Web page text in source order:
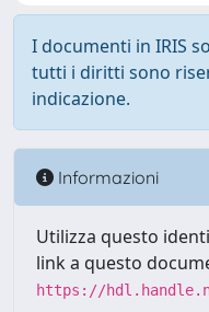
I documenti in IRIS
tutti i diritti sono
indicazione.
Informazioni
Utilizza questo
link a questo
https://